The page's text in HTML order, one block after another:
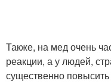
Также, на мед очень
реакции, а у людей,
существенно